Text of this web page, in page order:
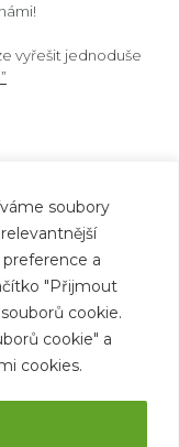
soubory
a
"Přijmout
cookie.
cookie" a
cookies.
vyřešit jednoduše
NEXT